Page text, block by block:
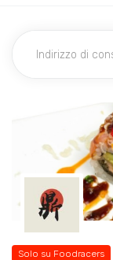
Solo su Foodracers